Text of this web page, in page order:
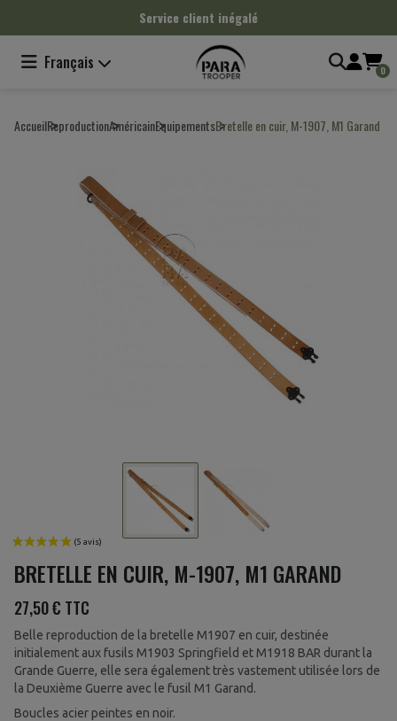
Service client inégalé
Français 0
AccueilReproductionAméricainEquipementsBretelle en cuir, M-1907, M1 Garand
BRETELLE EN CUIR, M-1907, M1 GARAND
27,50 € TTC
Belle reproduction de la bretelle M1907 en cuir, destinée
initialement aux fusils M1903 Springfield et M1918 BAR durant la
Grande Guerre, elle sera également très vastement utilisée lors de
la Deuxième Guerre avec le fusil M1 Garand.
Boucles acier peintes en noir.